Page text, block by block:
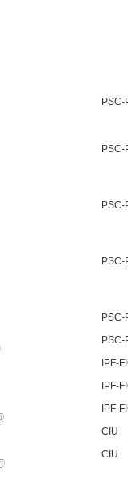
PSC-
PSC-
PSC-
PSC-
PSC-
PSC-
IPF-
IPF-
IPF-
CIU
CIU